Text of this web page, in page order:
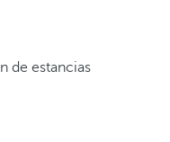
de estancias